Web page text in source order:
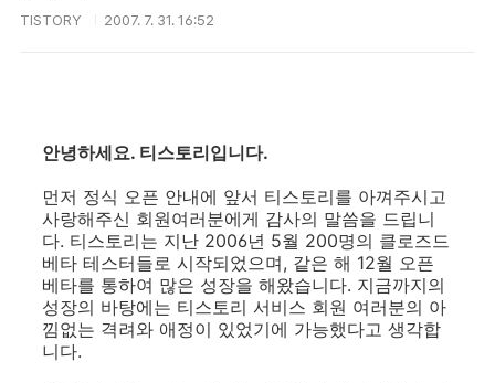
TISTORY 2007. 7. 31. 16:52
안녕하세요. 티스토리입니다.
먼저 정식 오픈 안내에 앞서 티스토리를 아껴주시고
사랑해주신 회원여러분에게 감사의 말씀을 드립니
다. 티스토리는 지난 2006년 5월 200명의 클로즈드
베타 테스터들로 시작되었으며, 같은 해 12월 오픈
베타를 통하여 많은 성장을 해왔습니다. 지금까지의
성장의 바탕에는 티스토리 서비스 회원 여러분의 아
낌없는 격려와 애정이 있었기에 가능했다고 생각합
니다.